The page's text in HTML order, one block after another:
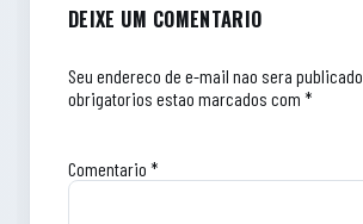
DEIXE UM COMENTARIO
Seu endereco de e-mail nao sera publicado.
obrigatorios estao marcados com *
Comentario *